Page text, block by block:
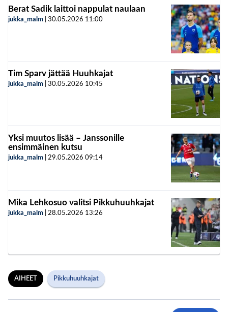
Berat Sadik laittoi nappulat naulaan
jukka_malm 30.05.2026 11:00
Tim Sparv jättää Huuhkajat
jukka_malm 30.05.2026 10:45
Yksi muutos lisää – Janssonille
ensimmäinen kutsu
jukka_malm 29.05.2026 09:14
Mika Lehkosuo valitsi Pikkuhuuhkajat
jukka_malm 28.05.2026 13:26
AIHEET Pikkuhuuhkajat